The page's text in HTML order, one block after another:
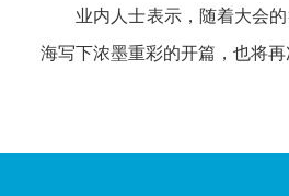
业内人士表示，随着大会
海写下浓墨重彩的开篇，也将